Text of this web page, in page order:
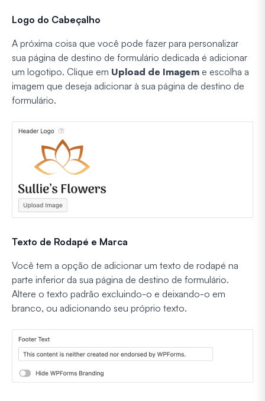
Logo do Cabeçalho
A próxima coisa que você pode fazer para personalizar
sua página de destino de formulário dedicada é adicionar
um logotipo. Clique em Upload de Imagem e escolha a
imagem que deseja adicionar à sua página de destino de
formulário.
Texto de Rodapé e Marca
Você tem a opção de adicionar um texto de rodapé na
parte inferior da sua página de destino de formulário.
Altere o texto padrão excluindo-o e deixando-o em
branco, ou adicionando seu próprio texto.